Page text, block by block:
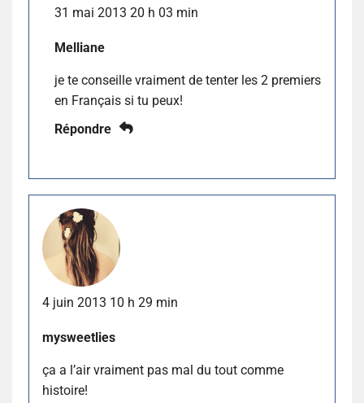
31 mai 2013 20 h 03 min
Melliane
je te conseille vraiment de tenter les 2 premiers
en Français si tu peux!
Répondre
4 juin 2013 10 h 29 min
mysweetlies
ça a l’air vraiment pas mal du tout comme
histoire!